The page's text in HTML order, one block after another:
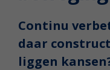
Continu
daar
liggen